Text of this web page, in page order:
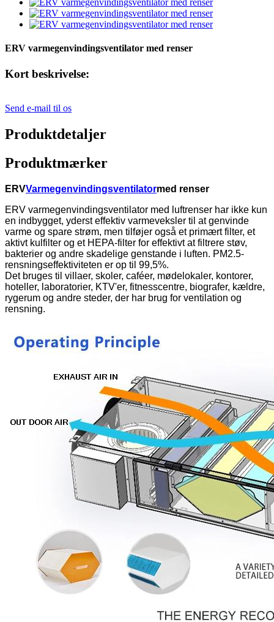
ERV varmegenvindingsventilator med renser
Kort beskrivelse:
Send e-mail til os
Produktdetaljer
Produktmærker
ERVVarmegenvindingsventilatormed renser
ERV varmegenvindingsventilator med luftrenser har ikke kun
en indbygget, yderst effektiv varmeveksler til at genvinde
varme og spare strøm, men tilføjer også et primært filter, et
aktivt kulfilter og et HEPA-filter for effektivt at filtrere støv,
bakterier og andre skadelige genstande i luften. PM2.5-
rensningseffektiviteten er op til 99,5%.
Det bruges til villaer, skoler, caféer, mødelokaler, kontorer,
hoteller, laboratorier, KTV'er, fitnesscentre, biografer, kældre,
rygerum og andre steder, der har brug for ventilation og
rensning.